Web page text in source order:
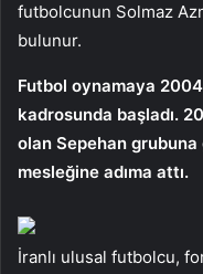
futbolcunun Solmaz
bulunur.
Futbol oynamaya 2004
kadrosunda başladı.
olan Sepehan
mesleğine adıma attı.
İranlı ulusal futbolcu,